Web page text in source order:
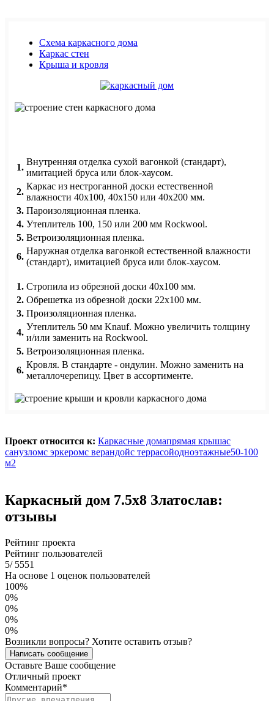
Схема каркасного дома
Каркас стен
Крыша и кровля
1.
Внутренняя отделка сухой вагонкой (стандарт),
имитацией бруса или блок-хаусом.
2.
Каркас из нестроганной доски естественной
влажности 40х100, 40х150 или 40х200 мм.
3. Пароизоляционная пленка.
4. Утеплитель 100, 150 или 200 мм Rockwool.
5. Ветроизоляционная пленка.
6.
Наружная отделка вагонкой естественной влажности
(стандарт), имитацией бруса или блок-хаусом.
1. Стропила из обрезной доски 40х100 мм.
2. Обрешетка из обрезной доски 22х100 мм.
3. Произоляционная пленка.
4.
Утеплитель 50 мм Knauf. Можно увеличить толщину
и/или заменить на Rockwool.
5. Ветроизоляционная пленка.
6.
Кровля. В стандарте - ондулин. Можно заменить на
металлочерепицу. Цвет в ассортименте.
Проект относится к: Каркасные домапрямая крышас
санузломс эркеромс верандойс террасойодноэтажные50-100
м2
Каркасный дом 7.5х8 Златослав:
отзывы
Рейтинг проекта
Рейтинг пользователей
5/5551
На основе 1 оценок пользователей
100%
0%
0%
0%
0%
Возникли вопросы? Хотите оставить отзыв?
Написать сообщение
Оставьте Ваше сообщение
Отличный проект
Комментарий*